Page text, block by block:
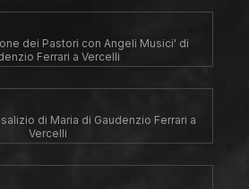
dei Pastori con Angeli Musici' di
Ferrari a Vercelli
di Maria di Gaudenzio Ferrari a
Vercelli